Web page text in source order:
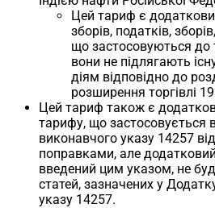
Цей тариф є
зборів, податків,
що застосовуються до
вони не підлягають
діям відповідно до
розширення торгівлі
Цей тариф також є
тарифу, що застосовується
виконавчого указу 14257
поправками, але
введений цим указом, не
статей, зазначених у
указу 14257.